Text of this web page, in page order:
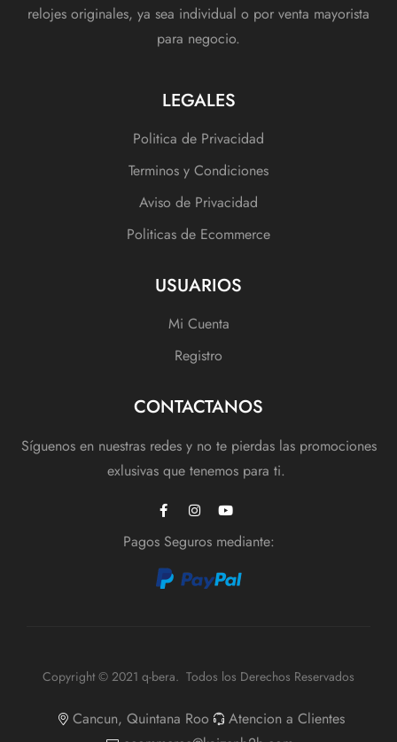
relojes originales, ya sea individual o por venta mayorista
para negocio.
LEGALES
Politica de Privacidad
Terminos y Condiciones
Aviso de Privacidad
Politicas de Ecommerce
USUARIOS
Mi Cuenta
Registro
CONTACTANOS
Síguenos en nuestras redes y no te pierdas las promociones
exlusivas que tenemos para ti.
Pagos Seguros mediante:
Copyright © 2021 q-bera. Todos los Derechos Reservados
Cancun, Quintana Roo
Atencion a Clientes